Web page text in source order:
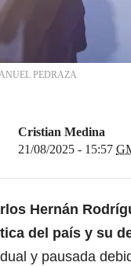
PEDRAZA
Cristian Medina
21/08/2025 - 15:57
Hernán
del país y su
y pausada